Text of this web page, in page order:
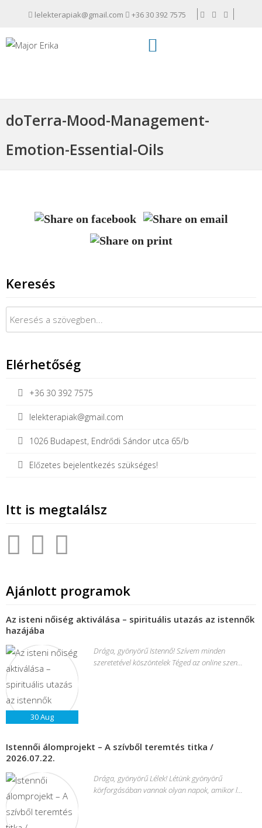
lelekterapiak@gmail.com +36 30 392 7575
doTerra-Mood-Management-
Emotion-Essential-Oils
Keresés
Keresés:
Elérhetőség
+36 30 392 7575
lelekterapiak@gmail.com
1026 Budapest, Endrődi Sándor utca 65/b
Előzetes bejelentkezés szükséges!
Itt is megtalálsz
Ajánlott programok
Az isteni nőiség aktiválása – spirituális utazás az istennők
hazájába
30Aug
Drága, gyönyörű Istennő! Szívem minden
szeretetével köszöntelek Téged az online szen...
Istennői álomprojekt – A szívből teremtés titka /
2026.07.22.
Drága, gyönyörű Lélek! Létünk gyönyörű
körforgásában vannak olyan napok, amikor l...